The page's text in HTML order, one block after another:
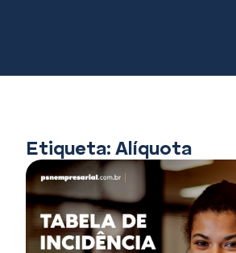
Etiqueta: Alíquota